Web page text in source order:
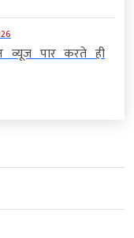
व्यूज पार करते ही